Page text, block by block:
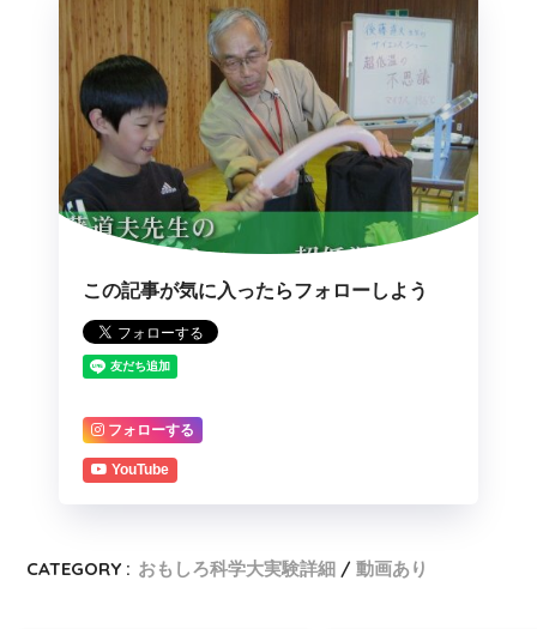
この記事が気に入ったらフォローしよう
フォローする
YouTube
CATEGORY : おもしろ科学大実験詳細 動画あり